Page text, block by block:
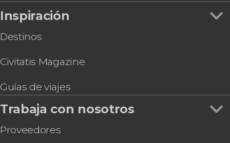
Inspiración
Destinos
Civitatis Magazine
Guías de viajes
Trabaja con nosotros
Proveedores